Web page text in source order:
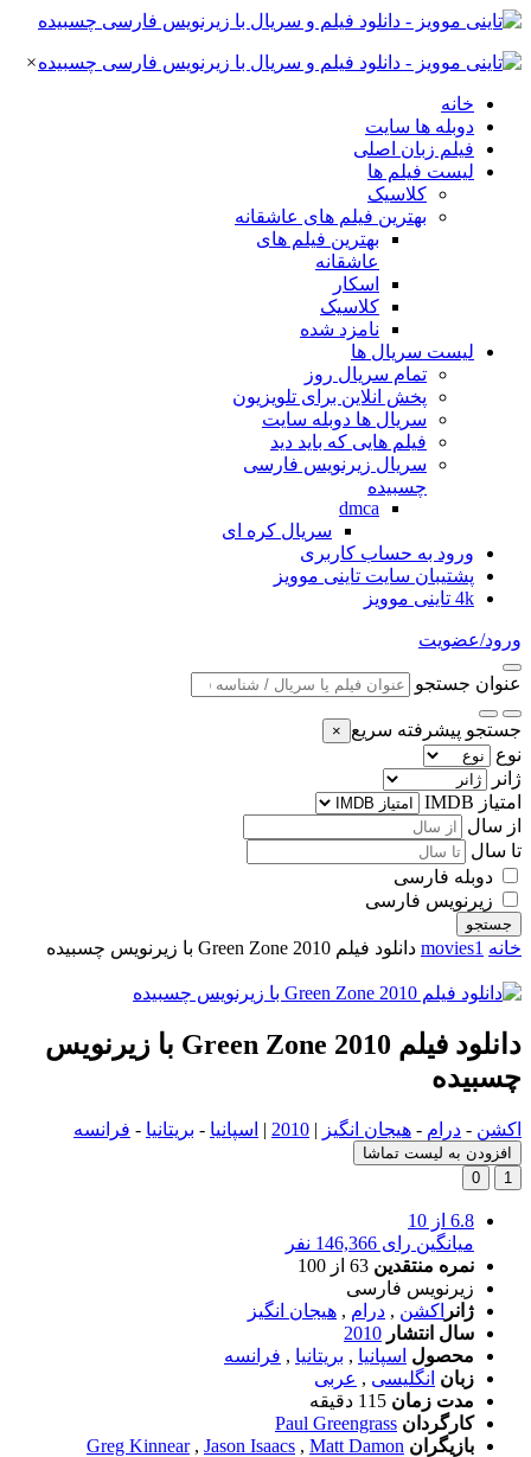
×
خانه
دوبله ها سایت
فیلم زبان اصلی
لیست فیلم ها
کلاسیک
بهترین فیلم های عاشقانه
بهترین فیلم های
عاشقانه
اسکار
کلاسیک
نامزد شده
لیست سریال ها
تمام سریال روز
پخش انلاین برای تلویزیون
سریال ها دوبله سایت
فیلم هایی که باید دید
سریال زیرنویس فارسی
چسبیده
dmca
سریال کره ای
ورود به حساب کاربری
پشتیبان سایت تاینی موویز
4k تاینی موویز
ورود/عضویت
عنوان جستجو
جستجو پیشرفته سریع ×
نوع
ژانر
امتیاز IMDB
از سال
تا سال
دوبله فارسی
زیرنویس فارسی
جستجو
خانه movies1 دانلود فیلم Green Zone 2010 با زیرنویس چسبیده
دانلود فیلم Green Zone 2010 با زیرنویس
چسبیده
اکشن - درام - هیجان انگیز |
2010
| اسپانیا - بریتانیا - فرانسه
افزودن به لیست تماشا
1
0
6.8 از 10
میانگین رای 146,366 نفر
نمره منتقدین 63 از 100
زیرنویس فارسی
ژانر اکشن , درام , هیجان انگیز
سال انتشار 2010
محصول اسپانیا , بریتانیا , فرانسه
زبان انگلیسی , عربی
مدت زمان 115 دقیقه
کارگردان Paul Greengrass
بازیگران
Greg Kinnear, Jason Isaacs , Matt Damon